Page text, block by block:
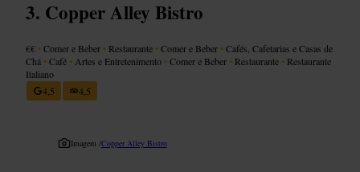
Copper Alley Bistro
€€ •Comer e Beber • Restaurante •Comer e Beber •Cafés, Cafetarias e Casas de
Chá •Café • Artes e Entretenimento •Comer e Beber • Restaurante • Restaurante
Italiano
4,5
4,5
Imagem /Copper Alley Bistro